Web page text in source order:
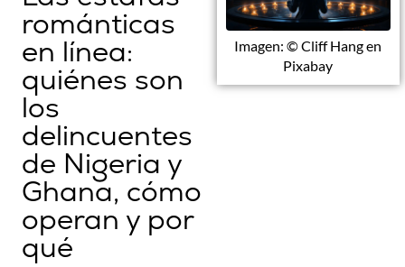
románticas
en línea:
quiénes son
los
delincuentes
de Nigeria y
Ghana, cómo
operan y por
qué
Imagen: © Cliff Hang en
Pixabay